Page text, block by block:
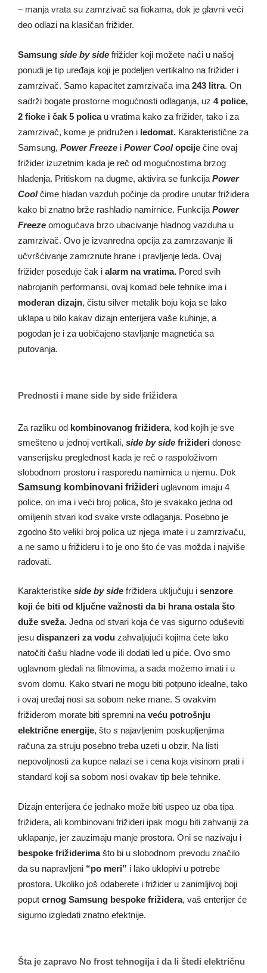
– manja vrata su zamrzivač sa fiokama, dok je glavni veći
deo odlazi na klasičan frižider.
Samsung side by side frižider koji možete naći u našoj
ponudi je tip uređaja koji je podeljen vertikalno na frižider i
zamrzivač. Samo kapacitet zamrzivača ima243 litra. On
sadrži bogate prostorne mogućnosti odlaganja, uz 4 police,
2 fioke i čak 5 policau vratima kako za frižider, tako i za
zamrzivač, kome je pridružen i ledomat. Karakteristične za
Samsung, Power Freeze i Power Coolopcije čine ovaj
frižider izuzetnim kada je reč od mogućnostima brzog
hlađenja. Pritiskom na dugme, aktivira se funkcijaPower
Coolčime hladan vazduh počinje da prodire unutar frižidera
kako bi znatno brže rashladio namirnice. FunkcijaPower
Freeze omogućava brzo ubacivanje hladnog vazduha u
zamrzivač. Ovo je izvanredna opcija za zamrzavanje ili
učvršćivanje zamrznute hrane i pravljenje leda. Ovaj
frižider poseduje čak i alarm na vratima. Pored svih
nabrojanih performansi, ovaj komad bele tehnike ima i
moderan dizajn, čistu silver metalik boju koja se lako
uklapa u bilo kakav dizajn enterijera vaše kuhinje, a
pogodan je i za uobičajeno stavljanje magnetića sa
putovanja.
Prednosti i mane side by side frižidera
Za razliku od kombinovanog frižidera, kod kojih je sve
smešteno u jednoj vertikali, side by side frižideri donose
vanserijsku preglednost kada je reč o raspoloživom
slobodnom prostoru i rasporedu namirnica u njemu. Dok
Samsung kombinovani frižideri uglavnom imaju 4
police, on ima i veći broj polica, što je svakako jedna od
omiljenih stvari kod svake vrste odlaganja. Posebno je
zgodno što veliki broj polica uz njega imate i u zamrzivaču,
a ne samo u frižideru i to je ono što će vas možda i najviše
radovati.
Karakteristike side by side frižidera uključuju i senzore
koji će biti od ključne važnosti da bi hrana ostala što
duže sveža. Jedna od stvari koja će vas sigurno oduševiti
jesu dispanzeri za vodu zahvaljujući kojima ćete lako
natočiti čašu hladne vode ili dodati led u piće. Ovo smo
uglavnom gledali na filmovima, a sada možemo imati i u
svom domu. Kako stvari ne mogu biti potpuno idealne, tako
i ovaj uređaj nosi sa sobom neke mane. S ovakvim
frižiderom morate biti spremni naveću potrošnju
električne energije, što s najavljenim poskupljenjima
računa za struju posebno treba uzeti u obzir. Na listi
nepovoljnosti za kupce nalazi se i cena koja visinom prati i
standard koji sa sobom nosi ovakav tip bele tehnike.
Dizajn enterijera će jednako može biti uspeo uz oba tipa
frižidera, ali kombinovani frižideri ipak mogu biti zahvaniji za
uklapanje, jer zauzimaju manje prostora. Oni se nazivaju i
bespoke frižiderimašto bi u slobodnom prevodu značilo
da su napravljeni “po meri” i lako uklopivi u potrebe
prostora. Ukoliko još odaberete i frižider u zanimljivoj boji
poput crnog Samsung bespoke frižidera, vaš enterijer će
sigurno izgledati znatno efektnije.
Šta je zapravo No frost tehnogija i da li štedi električnu